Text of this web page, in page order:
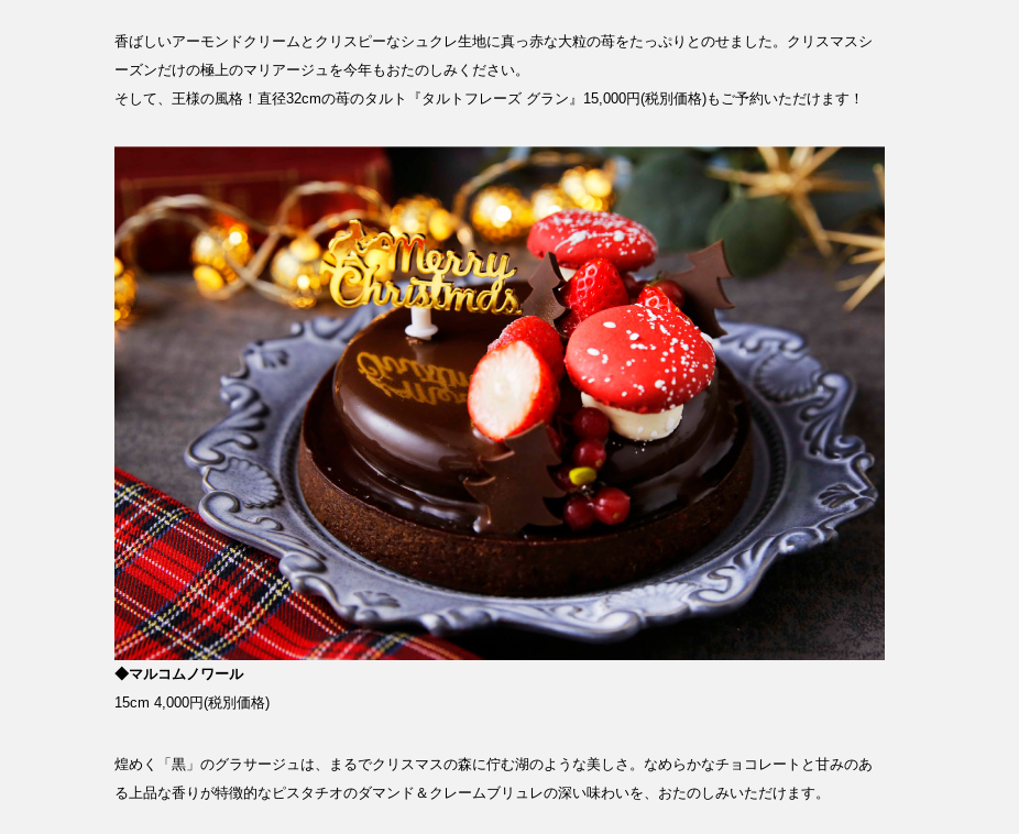
CLOSE
香ばしいアーモンドクリームとクリスピーなシュクレ生地に真っ赤な大粒の苺をたっぷりとのせました。クリスマスシ
ーズンだけの極上のマリアージュを今年もおたのしみください。
そして、王様の風格！直径32cmの苺のタルト『タルトフレーズ グラン』15,000円(税別価格)もご予約いただけます！
◆マルコムノワール
15cm 4,000円(税別価格)
煌めく「黒」のグラサージュは、まるでクリスマスの森に佇む湖のような美しさ。なめらかなチョコレートと甘みのあ
る上品な香りが特徴的なピスタチオのダマンド＆クレームブリュレの深い味わいを、おたのしみいただけます。